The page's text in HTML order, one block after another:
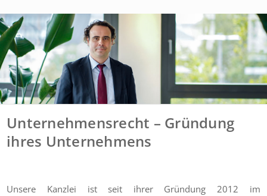
Unternehmensrecht – Gründung
ihres Unternehmens
Unsere Kanzlei ist seit ihrer Gründung 2012 im